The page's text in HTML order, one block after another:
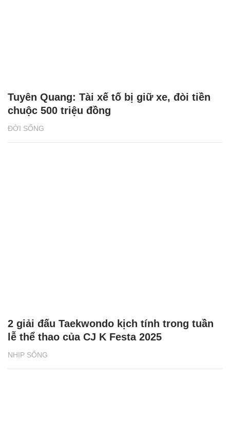
ĐỜI SỐNG
Tuyên Quang: Tài xế tố bị giữ xe, đòi tiền
chuộc 500 triệu đồng
NHỊP SỐNG
2 giải đấu Taekwondo kịch tính trong tuần
lễ thể thao của CJ K Festa 2025